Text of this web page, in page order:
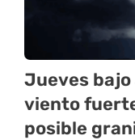
Jueves
viento
posible